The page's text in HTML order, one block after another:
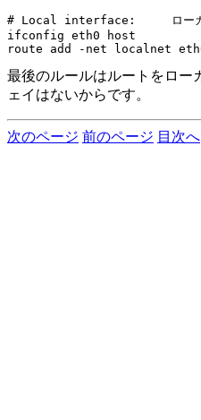
# Local interface:     ローカル
ifconfig eth0 host
最後のルールはルートをロー
ェイはないからです。
次のページ 前のページ 目次へ